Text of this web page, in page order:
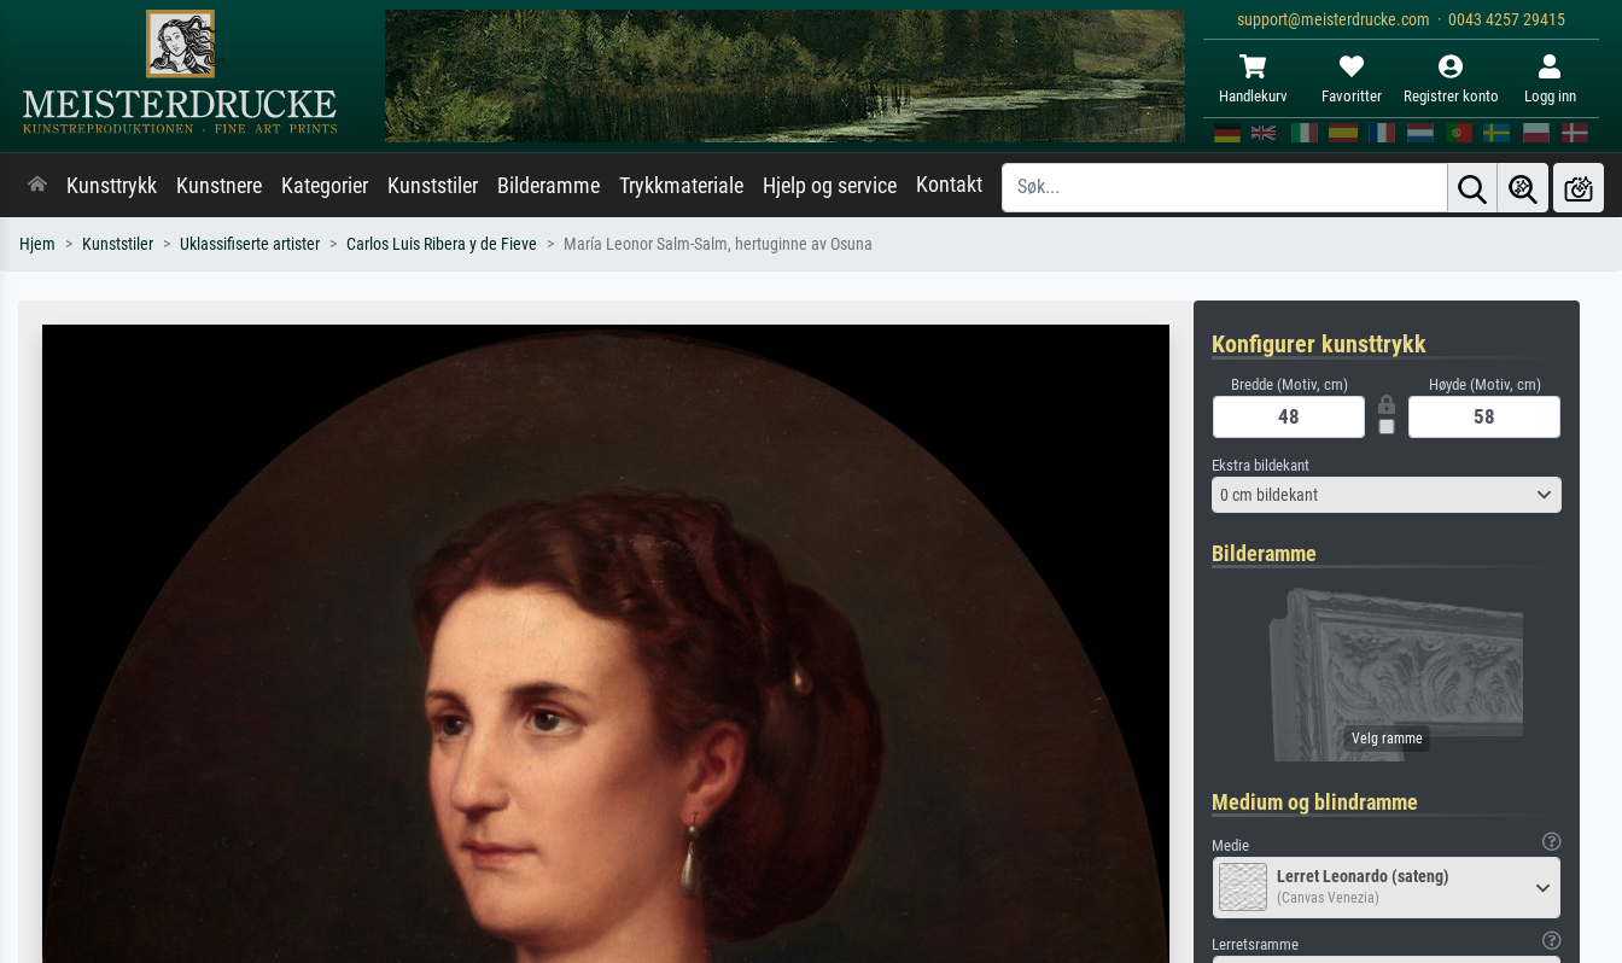
support@meisterdrucke.com · 0043 4257 29415
Handlekurv Favoritter Registrer konto Logg inn
Kunsttrykk Kunstnere Kategorier Kunststiler Bilderamme Trykkmateriale Hjelp og service Kontakt
Hjem Kunststiler Uklassifiserte artister Carlos Luis Ribera y de Fieve María Leonor Salm-Salm, hertuginne av Osuna
Konfigurer kunsttrykk
Bredde (Motiv, cm) Høyde (Motiv, cm)
Ekstra bildekant
0 cm bildekant
Bilderamme
Medium og blindramme
Medie
Lerret Leonardo (sateng)
(Canvas Venezia)
Lerretsramme